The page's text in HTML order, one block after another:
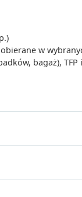
w
bagaż), TFP i